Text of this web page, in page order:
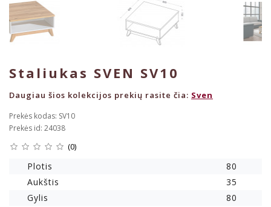
Staliukas SVEN SV10
Daugiau šios kolekcijos prekių rasite čia: Sven
Prekės kodas: SV10
Prekės id: 24038
(0)
Plotis
80
Aukštis
35
Gylis
80